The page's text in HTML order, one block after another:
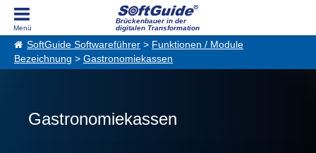
Brückenbauer in der
digitalen Transformation
SoftGuide Softwareführer > Funktionen / Module
Bezeichnung > Gastronomiekassen
Gastronomiekassen